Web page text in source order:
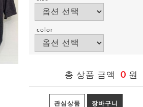
color
총 상품 금액 0 원
관심상품 장바구니